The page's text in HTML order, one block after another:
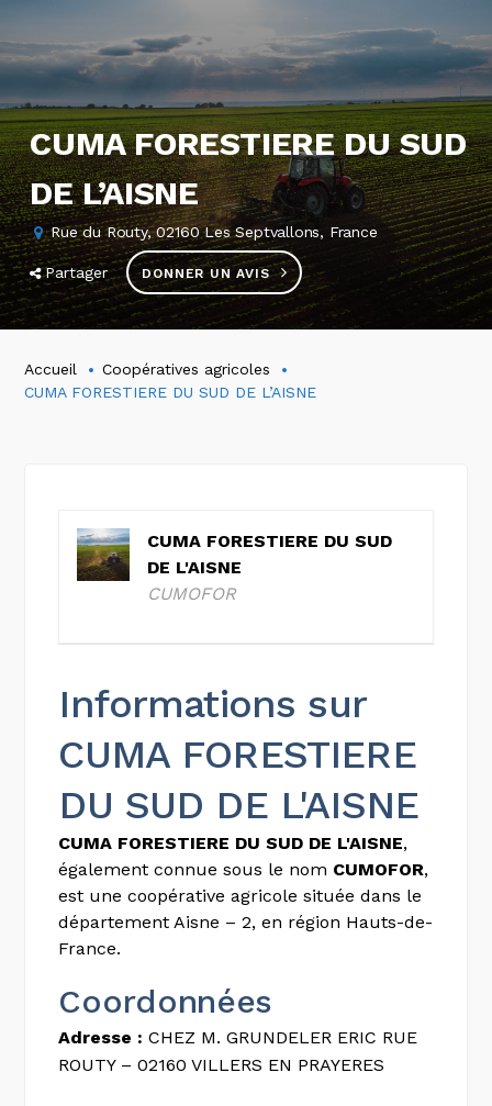
CUMA FORESTIERE DU SUD
DE L’AISNE
Rue du Routy, 02160 Les Septvallons, France
Partager DONNER UN AVIS
Accueil
Coopératives agricoles
CUMA FORESTIERE DU SUD DE L’AISNE
CUMA FORESTIERE DU SUD
DE L'AISNE
CUMOFOR
Informations sur
CUMA FORESTIERE
DU SUD DE L'AISNE
CUMA FORESTIERE DU SUD DE L'AISNE,
également connue sous le nom CUMOFOR,
est une coopérative agricole située dans le
département Aisne – 2, en région Hauts-de-
France.
Coordonnées
Adresse : CHEZ M. GRUNDELER ERIC RUE
ROUTY – 02160 VILLERS EN PRAYERES